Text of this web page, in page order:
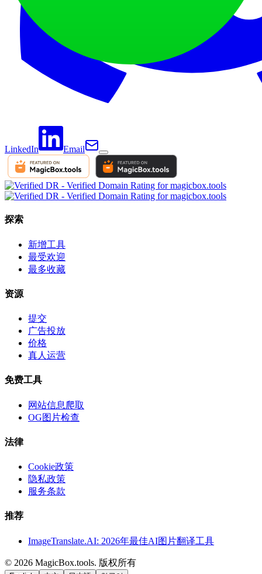
LinkedIn Email
探索
新增工具
最受欢迎
最多收藏
资源
提交
广告投放
价格
真人运营
免费工具
网站信息爬取
OG图片检查
法律
Cookie政策
隐私政策
服务条款
推荐
ImageTranslate.AI: 2026年最佳AI图片翻译工具
© 2026 MagicBox.tools. 版权所有